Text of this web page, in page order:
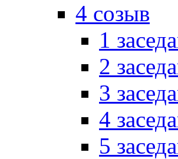
4 созыв
1
2
3
4
5